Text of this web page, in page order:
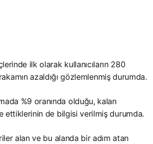
ilk olarak kullanıcıların 280
azaldığı gözlemlenmiş durumda.
%9 oranında olduğu, kalan
ettiklerinin de bilgisi verilmiş durumda.
alan ve bu alanda bir adım atan